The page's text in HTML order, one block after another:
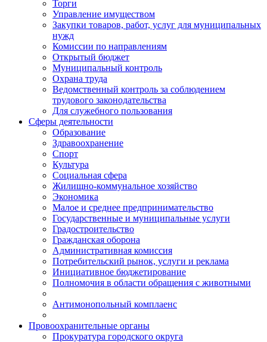
Торги
Управление имуществом
Закупки товаров, работ, услуг для муниципальных
нужд
Комиссии по направлениям
Открытый бюджет
Муниципальный контроль
Охрана труда
Ведомственный контроль за соблюдением
трудового законодательства
Для служебного пользования
Сферы деятельности
Образование
Здравоохранение
Спорт
Культура
Социальная сфера
Жилищно-коммунальное хозяйство
Экономика
Малое и среднее предпринимательство
Государственные и муниципальные услуги
Градостроительство
Гражданская оборона
Административная комиссия
Потребительский рынок, услуги и реклама
Инициативное бюджетирование
Полномочия в области обращения с животными
Антимонопольный комплаенс
Провоохранительные органы
Прокуратура городского округа